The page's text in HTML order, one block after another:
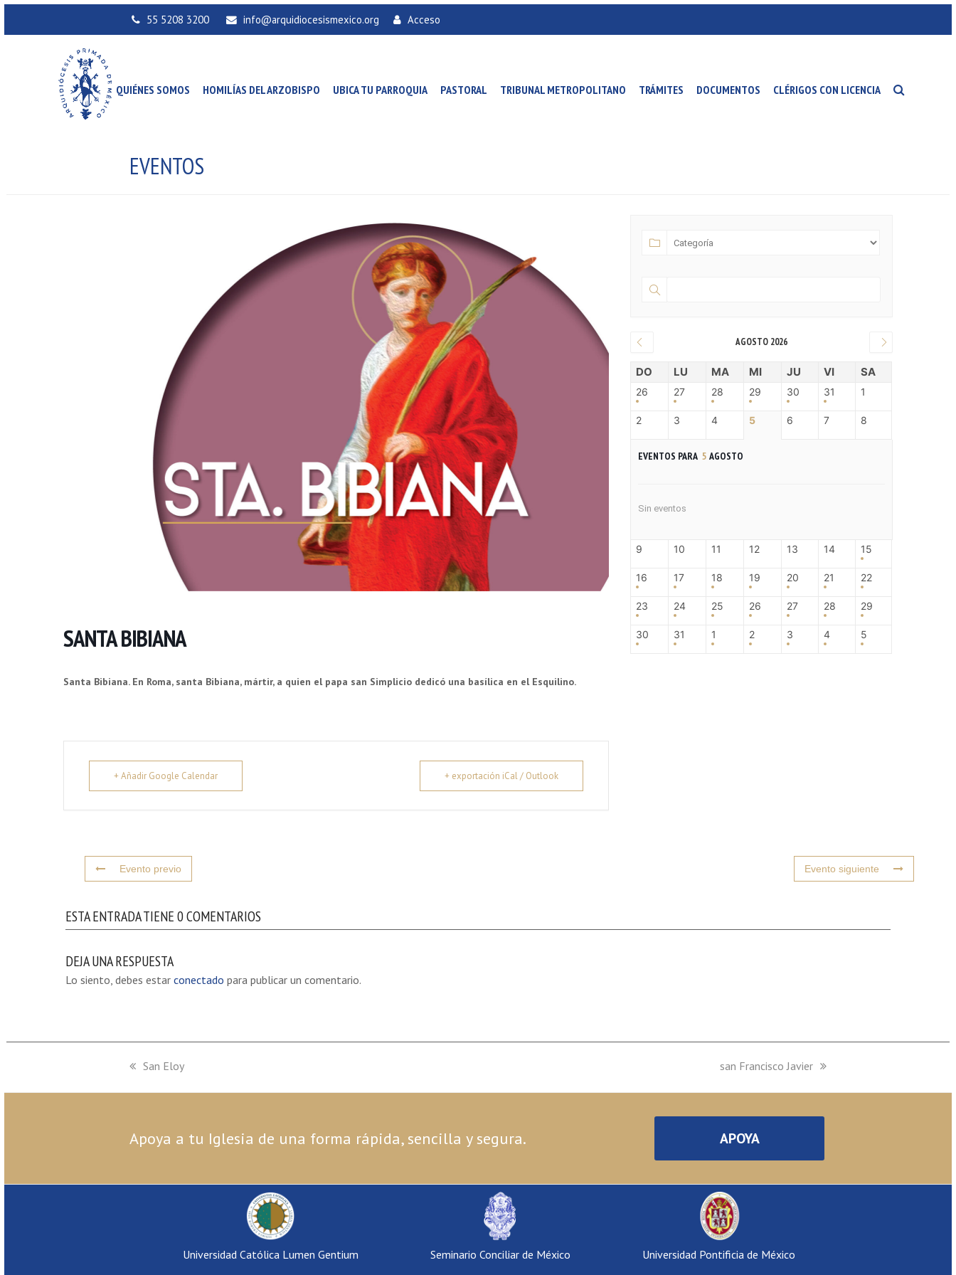
55 5208 3200 info@arquidiocesismexico.org Acceso
QUIÉNES SOMOS HOMILÍAS DEL ARZOBISPO UBICA TU PARROQUIA PASTORAL TRIBUNAL METROPOLITANO TRÁMITES DOCUMENTOS CLÉRIGOS CON LICENCIA
EVENTOS
SANTA BIBIANA
Santa Bibiana. En Roma, santa Bibiana, mártir, a quien el papa san Simplicio dedicó una basílica en el Esquilino.
+ Añadir Google Calendar + exportación iCal / Outlook
AGOSTO 2026
DO LU MA MI JU VI SA
26 27 28 29 30 31 1
2 3 4 5 6 7 8
EVENTOS PARA 5 AGOSTO
Sin eventos
9 10 11 12 13 14 15
16 17 18 19 20 21 22
23 24 25 26 27 28 29
30 31 1 2 3 4 5
Evento previo Evento siguiente
ESTA ENTRADA TIENE 0 COMENTARIOS
DEJA UNA RESPUESTA
Lo siento, debes estar conectado para publicar un comentario.
previous
San Eloy
next
san Francisco Javier
Apoya a tu Iglesia de una forma rápida, sencilla y segura. APOYA
Universidad Católica Lumen Gentium Seminario Conciliar de México Universidad Pontificia de México